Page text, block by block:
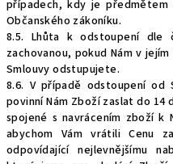
případech, kdy je předmětem
Občanského zákoníku.
8.5. Lhůta k odstoupení dle
zachovanou, pokud Nám v
Smlouvy odstupujete.
8.6. V případě odstoupení od
povinní Nám Zboží zaslat do
spojené s navrácením zboží k
abychom Vám vrátili Cenu
odpovídající nejlevnějšímu